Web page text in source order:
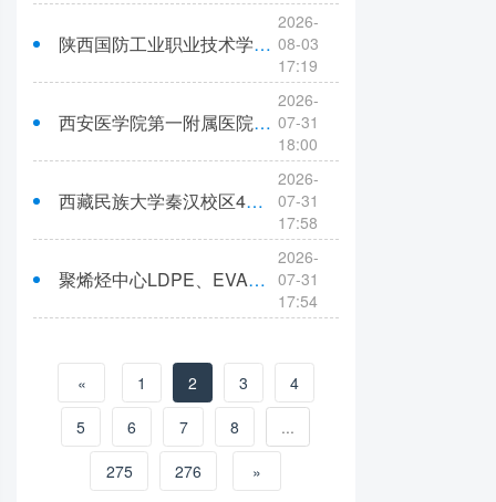
陕西国防工业职业技术学院无线网络采购项目成交结果公示
2026-
08-03
17:19
西安医学院第一附属医院护理耗材采购项目中标公告
2026-
07-31
18:00
西藏民族大学秦汉校区4、5号学生公寓弱电基础设施建设（二标段：基础网络设备采购）中标公告
2026-
07-31
17:58
聚烯烃中心LDPE、EVA装置液相阻聚剂代储框架采购项目成交结果公告
2026-
07-31
17:54
« 1 2 3
4
5
6 7 8
...
275
276 »